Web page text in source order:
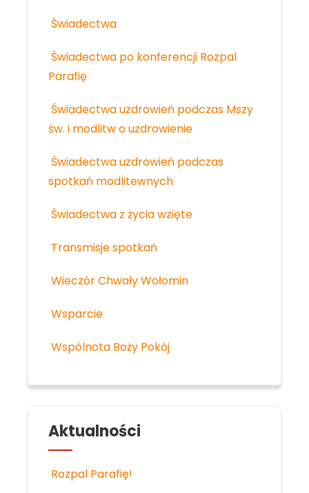
Świadectwa
Świadectwa po konferencji Rozpal
Parafię
Świadectwa uzdrowień podczas Mszy
św. i modlitw o uzdrowienie
Świadectwa uzdrowień podczas
spotkań modlitewnych
Świadectwa z życia wzięte
Transmisje spotkań
Wieczór Chwały Wołomin
Wsparcie
Wspólnota Boży Pokój
Aktualności
Rozpal Parafię!